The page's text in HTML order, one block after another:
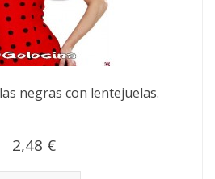
negras con lentejuelas.
2,48 €